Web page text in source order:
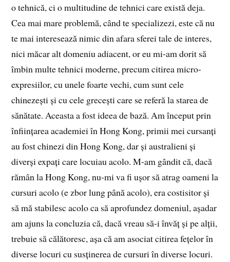
o tehnică, ci o multitudine de tehnici care există deja.
Cea mai mare problemă, când te specializezi, este că nu
te mai interesează nimic din afara sferei tale de interes,
nici măcar alt domeniu adiacent, or eu mi-am dorit să
îmbin multe tehnici moderne, precum citirea micro-
expresiilor, cu unele foarte vechi, cum sunt cele
chinezești și cu cele grecești care se referă la starea de
sănătate. Aceasta a fost ideea de bază. Am început prin
înființarea academiei în Hong Kong, primii mei cursanți
au fost chinezi din Hong Kong, dar și australieni și
diverși expați care locuiau acolo. M-am gândit că, dacă
rămân la Hong Kong, nu-mi va fi ușor să atrag oameni la
cursuri acolo (e zbor lung până acolo), era costisitor și
să mă stabilesc acolo ca să aprofundez domeniul, așadar
am ajuns la concluzia că, dacă vreau să-i învăț și pe alții,
trebuie să călătoresc, așa că am asociat citirea fețelor în
diverse locuri cu susținerea de cursuri în diverse locuri.